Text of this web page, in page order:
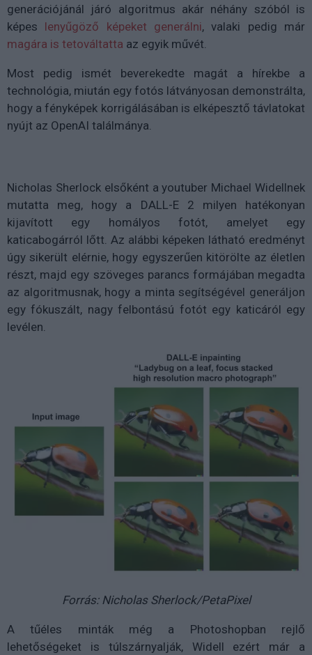
generációjánál járó algoritmus akár néhány szóból is
képes lenyűgöző képeket generálni, valaki pedig már
magára is tetováltatta az egyik művét.
Most pedig ismét beverekedte magát a hírekbe a
technológia, miután egy fotós látványosan demonstrálta,
hogy a fényképek korrigálásában is elképesztő távlatokat
nyújt az OpenAI találmánya.
Nicholas Sherlock elsőként a youtuber Michael Widellnek
mutatta meg, hogy a DALL-E 2 milyen hatékonyan
kijavított egy homályos fotót, amelyet egy
katicabogárról lőtt. Az alábbi képeken látható eredményt
úgy sikerült elérnie, hogy egyszerűen kitörölte az életlen
részt, majd egy szöveges parancs formájában megadta
az algoritmusnak, hogy a minta segítségével generáljon
egy fókuszált, nagy felbontású fotót egy katicáról egy
levélen.
Forrás: Nicholas Sherlock/PetaPixel
A tűéles minták még a Photoshopban rejlő
lehetőségeket is túlszárnyalják, Widell ezért már a